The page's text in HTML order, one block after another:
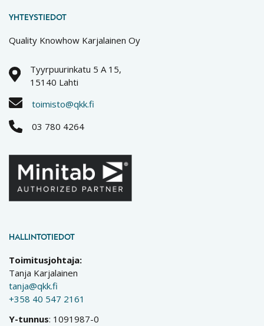
YHTEYSTIEDOT
Quality Knowhow Karjalainen Oy
Tyyrpuurinkatu 5 A 15,
15140 Lahti
toimisto@qkk.fi
03 780 4264
HALLINTOTIEDOT
Toimitusjohtaja:
Tanja Karjalainen
tanja@qkk.fi
+358 40 547 2161
Y-tunnus: 1091987-0